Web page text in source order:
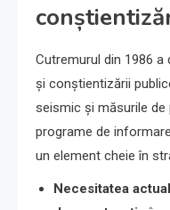
Cutremurul din 1986
și conștientizării
seismic și măsurile
programe de
un element cheie în
Necesitatea